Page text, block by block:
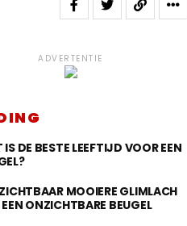
ADVERTENTIE
DE BESTE LEEFTIJD VOOR EEN
MOOIERE GLIMLACH
ONZICHTBARE BEUGEL